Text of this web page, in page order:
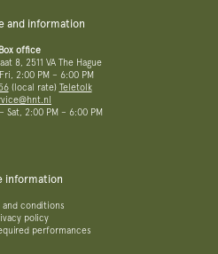
and information
Box office
8, 2511 VA The Hague
2:00 PM – 6:00 PM
(local rate) Teletolk
Sat, 2:00 PM – 6:00 PM
information
and conditions
policy
performances